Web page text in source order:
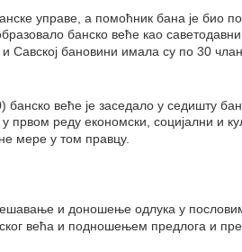
управе, а помоћник бана је био
банско веће као
бановини имала су по 30
банско веће је заседало у седишту
реду економски, социјални и
мере у том правцу.
и доношење одлука у
већа и подношењем предлога и